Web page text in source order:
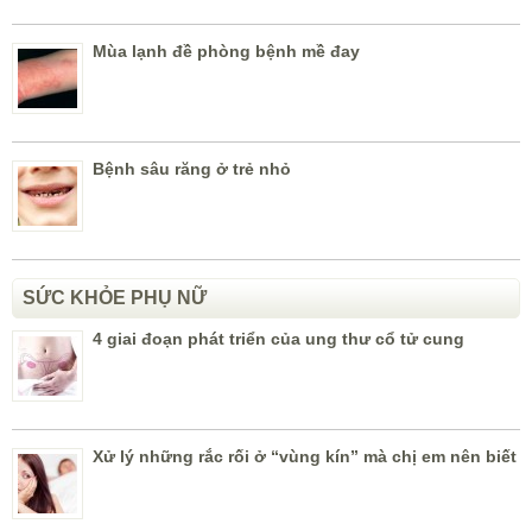
Mùa lạnh đề phòng bệnh mề đay
Bệnh sâu răng ở trẻ nhỏ
SỨC KHỎE PHỤ NỮ
4 giai đoạn phát triển của ung thư cổ tử cung
Xử lý những rắc rối ở “vùng kín” mà chị em nên biết